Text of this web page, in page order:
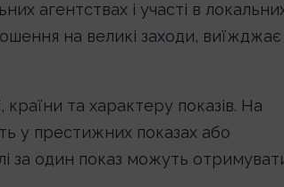
агентствах і участі в
на великі заходи,
країни та характеру показів. На
у престижних показах або
за один показ можуть